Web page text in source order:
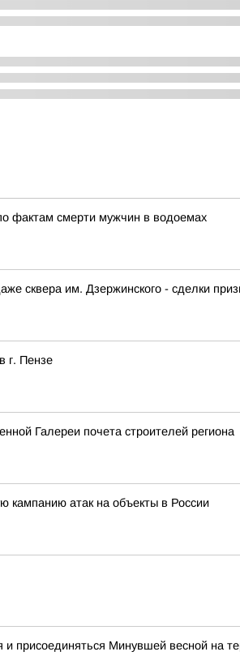
фактам смерти мужчин в водоемах
сквера им. Дзержинского - сделки
г. Пензе
Галереи почета строителей региона
кампанию атак на объекты в России
Минувшей весной на